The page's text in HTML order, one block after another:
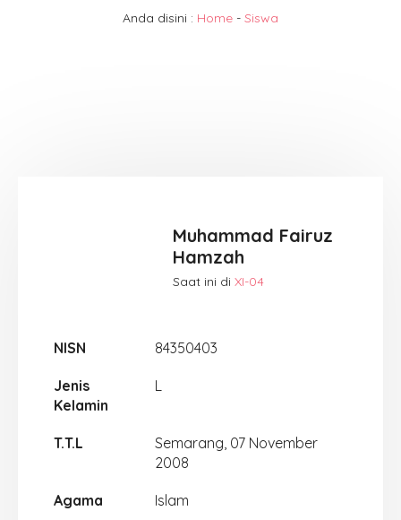
Anda disini : Home - Siswa
Muhammad Fairuz
Hamzah
Saat ini diXI-04
NISN 84350403
Jenis
Kelamin
L
T.T.L
Semarang, 07 November
2008
Agama Islam